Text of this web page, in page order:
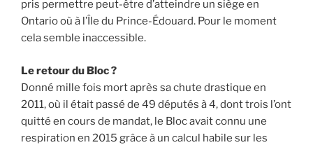
pris permettre peut-être d’atteindre un siège en
Ontario où à l’Île du Prince-Édouard. Pour le moment
cela semble inaccessible.
Le retour du Bloc ?
Donné mille fois mort après sa chute drastique en
2011, où il était passé de 49 députés à 4, dont trois l’ont
quitté en cours de mandat, le Bloc avait connu une
respiration en 2015 grâce à un calcul habile sur les